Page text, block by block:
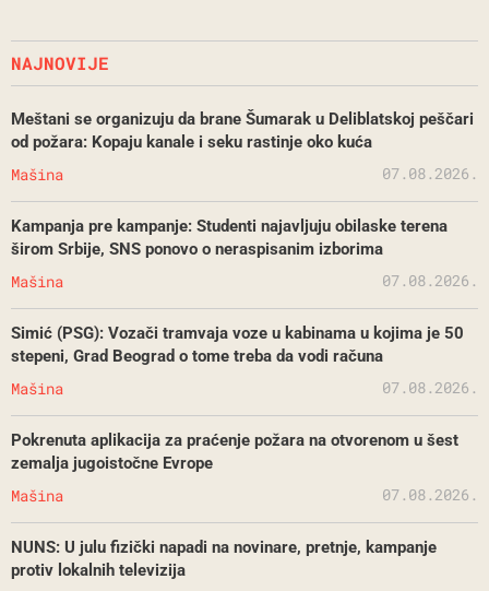
NAJNOVIJE
Meštani se organizuju da brane Šumarak u Deliblatskoj peščari
od požara: Kopaju kanale i seku rastinje oko kuća
Mašina 07.08.2026.
Kampanja pre kampanje: Studenti najavljuju obilaske terena
širom Srbije, SNS ponovo o neraspisanim izborima
Mašina 07.08.2026.
Simić (PSG): Vozači tramvaja voze u kabinama u kojima je 50
stepeni, Grad Beograd o tome treba da vodi računa
Mašina 07.08.2026.
Pokrenuta aplikacija za praćenje požara na otvorenom u šest
zemalja jugoistočne Evrope
Mašina 07.08.2026.
NUNS: U julu fizički napadi na novinare, pretnje, kampanje
protiv lokalnih televizija